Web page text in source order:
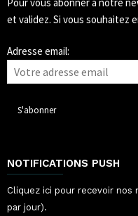
et validez. Si vous souhaitez
Adresse email:
NOTIFICATIONS PUSH
Cliquez ici pour recevoir
par jour).